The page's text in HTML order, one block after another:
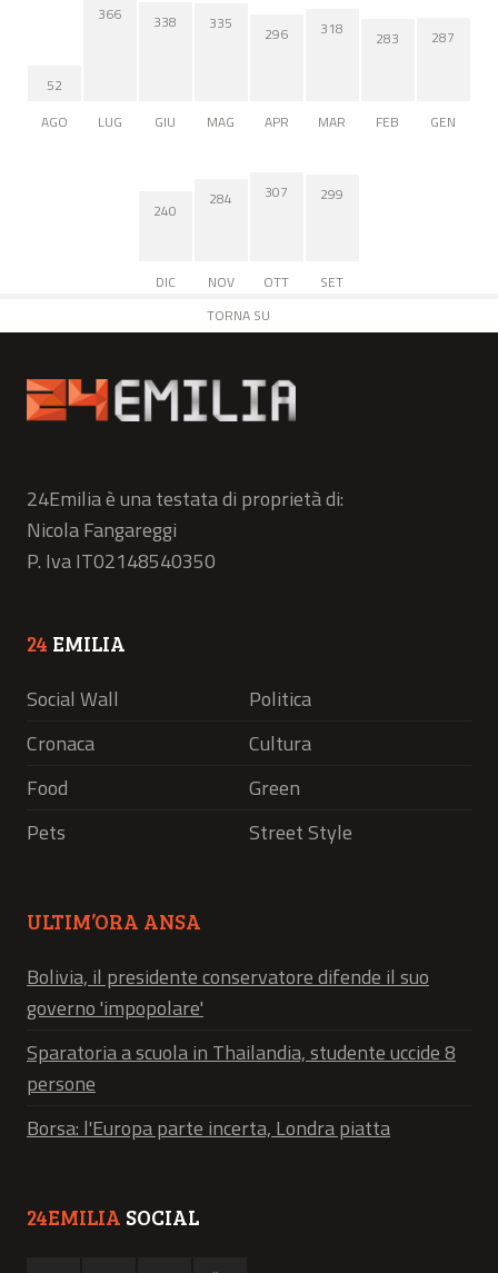
52
AGO
366
LUG
338
GIU
335
MAG
296
APR
318
MAR
283
FEB
287
GEN
240
DIC
284
NOV
307
OTT
299
SET
TORNA SU
24Emilia è una testata di proprietà di:
Nicola Fangareggi
P. Iva IT02148540350
24 EMILIA
Social Wall
Politica
Cronaca
Cultura
Food
Green
Pets
Street Style
ULTIM’ORA ANSA
Bolivia, il presidente conservatore difende il suo
governo 'impopolare'
Sparatoria a scuola in Thailandia, studente uccide 8
persone
Borsa: l'Europa parte incerta, Londra piatta
24EMILIA SOCIAL